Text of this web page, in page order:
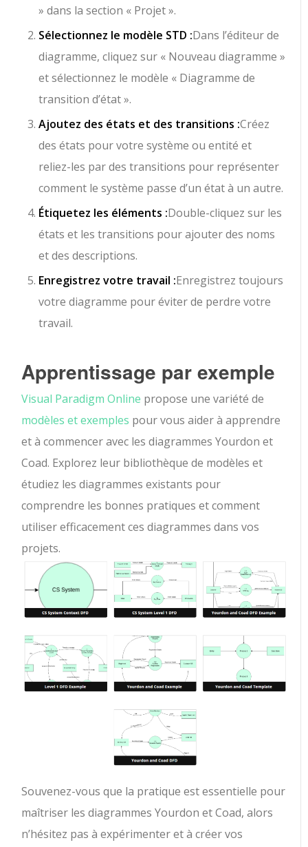
» dans la section « Projet ».
Sélectionnez le modèle STD :Dans l’éditeur de
diagramme, cliquez sur « Nouveau diagramme »
et sélectionnez le modèle « Diagramme de
transition d’état ».
Ajoutez des états et des transitions :Créez
des états pour votre système ou entité et
reliez-les par des transitions pour représenter
comment le système passe d’un état à un autre.
Étiquetez les éléments :Double-cliquez sur les
états et les transitions pour ajouter des noms
et des descriptions.
Enregistrez votre travail :Enregistrez toujours
votre diagramme pour éviter de perdre votre
travail.
Apprentissage par exemple
Visual Paradigm Online propose une variété de
modèles et exemples pour vous aider à apprendre
et à commencer avec les diagrammes Yourdon et
Coad. Explorez leur bibliothèque de modèles et
étudiez les diagrammes existants pour
comprendre les bonnes pratiques et comment
utiliser efficacement ces diagrammes dans vos
projets.
Souvenez-vous que la pratique est essentielle pour
maîtriser les diagrammes Yourdon et Coad, alors
n’hésitez pas à expérimenter et à créer vos